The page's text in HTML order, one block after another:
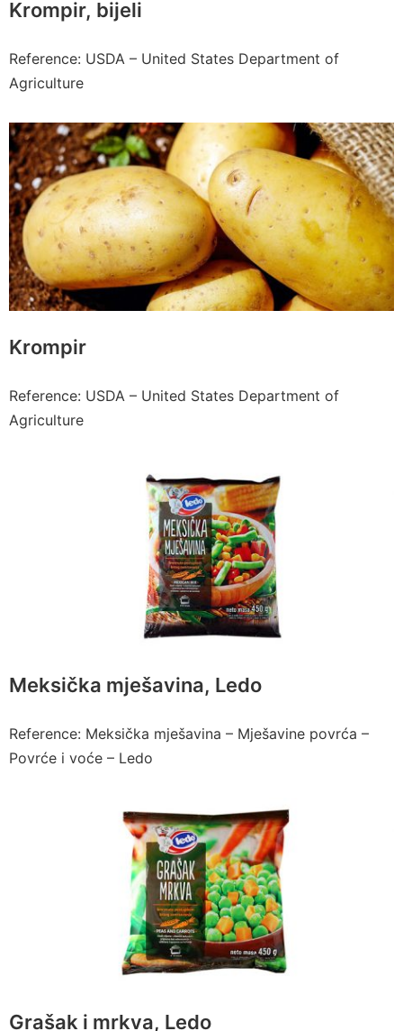
Krompir, bijeli
Reference: USDA – United States Department of
Agriculture
Krompir
Reference: USDA – United States Department of
Agriculture
Meksička mješavina, Ledo
Reference: Meksička mješavina – Mješavine povrća –
Povrće i voće – Ledo
Grašak i mrkva, Ledo